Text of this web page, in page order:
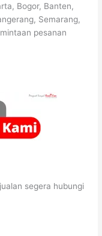
Bogor, Banten,
Semarang,
pesanan
segera hubungi